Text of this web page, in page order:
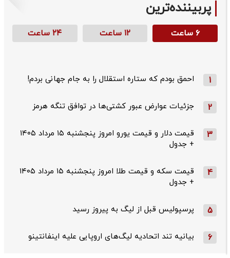
پربیننده‌ترین
۶ ساعت ۱۲ ساعت ۲۴ ساعت
1 احمق بودم که ستاره استقلال را به جام جهانی بردم!
2 جزئیات عوارض عبور کشتی‌ها در توافق تنگه هرمز
3
قیمت دلار و قیمت یورو امروز پنجشنبه ۱۵ مرداد ۱۴۰۵
+ جدول
4
قیمت سکه و قیمت طلا امروز پنجشنبه ۱۵ مرداد ۱۴۰۵
+ جدول
5 پرسپولیس قبل از لیگ به پیروز رسید
6 بیانیه تند اتحادیه لیگ‌های اروپایی علیه اینفانتینو